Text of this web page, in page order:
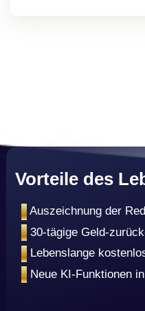
Vorteile des
•Auszeichnung der
•30-tägige Geld-
•Lebenslange
•Neue KI-Funktionen